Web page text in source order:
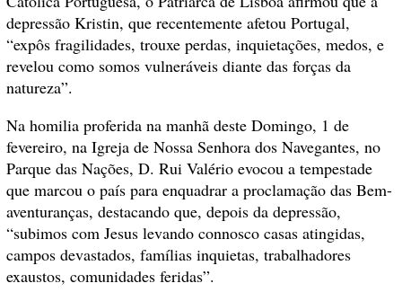
depressão Kristin, que recentemente afetou Portugal,
“expôs fragilidades, trouxe perdas, inquietações, medos, e
revelou como somos vulneráveis diante das forças da
natureza”.
Na homilia proferida na manhã deste Domingo, 1 de
fevereiro, na Igreja de Nossa Senhora dos Navegantes, no
Parque das Nações, D. Rui Valério evocou a tempestade
que marcou o país para enquadrar a proclamação das Bem-
aventuranças, destacando que, depois da depressão,
“subimos com Jesus levando connosco casas atingidas,
campos devastados, famílias inquietas, trabalhadores
exaustos, comunidades feridas”.